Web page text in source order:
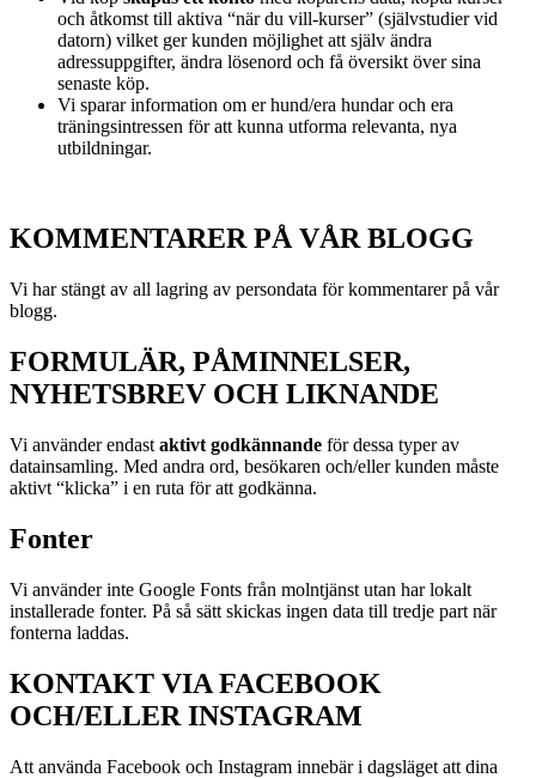
och åtkomst till aktiva “när du vill-kurser” (självstudier vid
datorn) vilket ger kunden möjlighet att själv ändra
adressuppgifter, ändra lösenord och få översikt över sina
senaste köp.
Vi sparar information om er hund/era hundar och era
träningsintressen för att kunna utforma relevanta, nya
utbildningar.
KOMMENTARER PÅ VÅR BLOGG
Vi har stängt av all lagring av persondata för kommentarer på vår
blogg.
FORMULÄR, PÅMINNELSER,
NYHETSBREV OCH LIKNANDE
Vi använder endast aktivt godkännande för dessa typer av
datainsamling. Med andra ord, besökaren och/eller kunden måste
aktivt “klicka” i en ruta för att godkänna.
Fonter
Vi använder inte Google Fonts från molntjänst utan har lokalt
installerade fonter. På så sätt skickas ingen data till tredje part när
fonterna laddas.
KONTAKT VIA FACEBOOK
OCH/ELLER INSTAGRAM
Att använda Facebook och Instagram innebär i dagsläget att dina